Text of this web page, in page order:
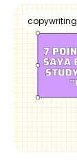
copywriting